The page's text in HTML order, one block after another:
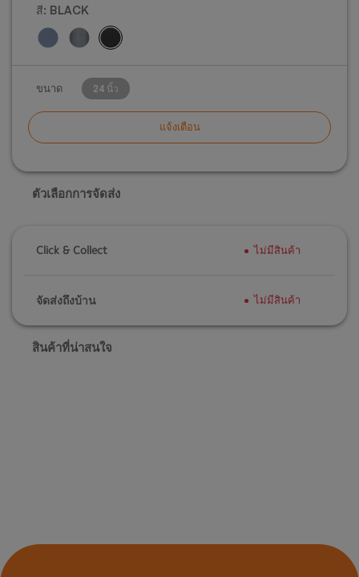
บท
วิจารณ์
สี: BLACK
ขนาด 24 นิ้ว
แจ้งเตือน
ตัวเลือกการจัดส่ง
Click & Collect ไม่มีสินค้า
จัดส่งถึงบ้าน ไม่มีสินค้า
สินค้าที่น่าสนใจ